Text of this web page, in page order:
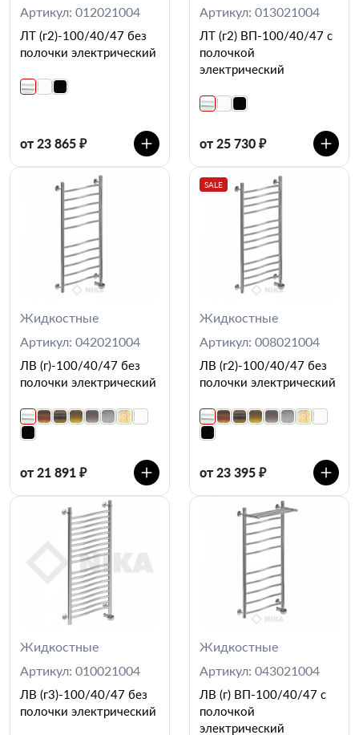
Артикул: 012021004
ЛТ (г2)-100/40/47 без
полочки электрический
от 23 865 ₽
Артикул: 013021004
ЛТ (г2) ВП-100/40/47 с
полочкой
электрический
от 25 730 ₽
Жидкостные
Артикул: 042021004
ЛВ (г)-100/40/47 без
полочки электрический
от 21 891 ₽
SALE
Жидкостные
Артикул: 008021004
ЛВ (г2)-100/40/47 без
полочки электрический
от 23 395 ₽
Жидкостные
Артикул: 010021004
ЛВ (г3)-100/40/47 без
полочки электрический
Жидкостные
Артикул: 043021004
ЛВ (г) ВП-100/40/47 с
полочкой
электрический